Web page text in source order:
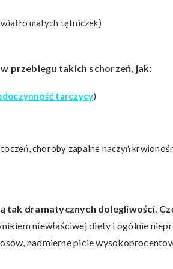
małych tętniczek)
przebiegu takich schorzeń, jak:
tarczycy)
choroby zapalne naczyń
tak dramatycznych dolegliwości.
niewłaściwej diety i ogólnie
nadmierne picie